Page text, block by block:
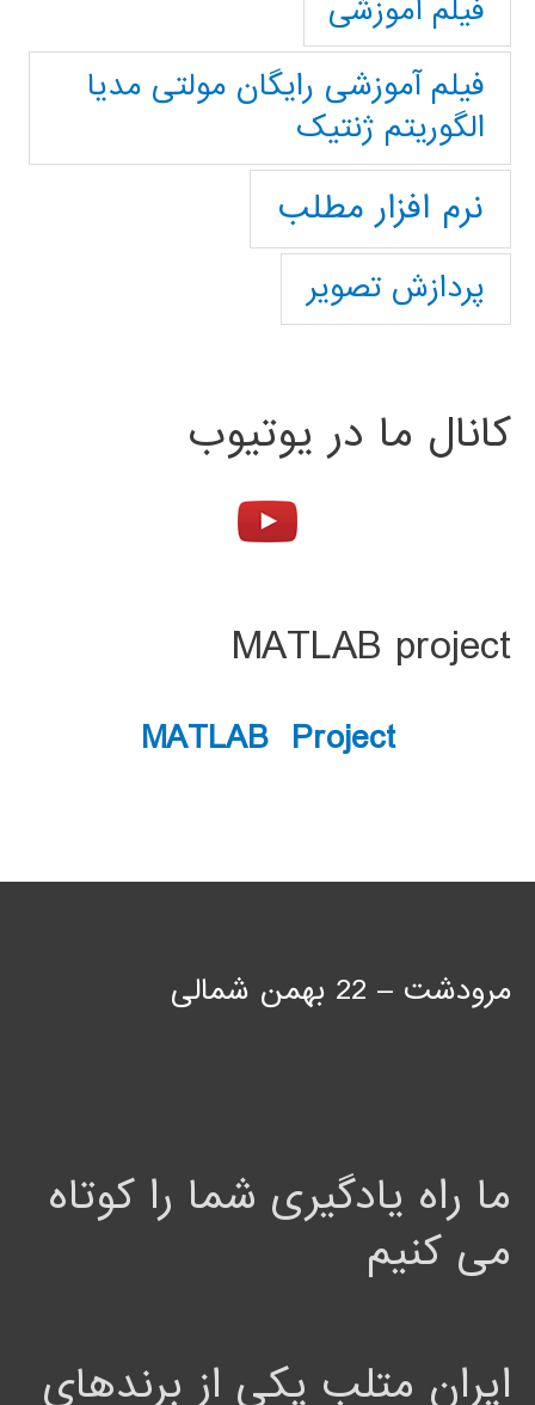
فیلم آموزشی
فیلم آموزشی رایگان مولتی مدیا
الگوریتم ژنتیک
نرم افزار مطلب
پردازش تصویر
کانال ما در یوتیوب
MATLAB project
MATLAB Project
مرودشت – 22 بهمن شمالی
ما راه یادگیری شما را کوتاه
می کنیم
ایران متلب یکی از برندهای